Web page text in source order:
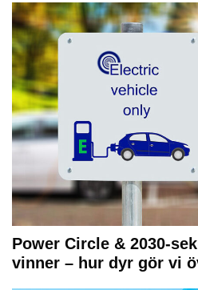
Power Circle & 2030-
vinner – hur dyr gör vi